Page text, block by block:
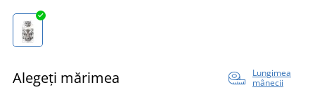
Alegeți mărimea
Lungimea
mânecii